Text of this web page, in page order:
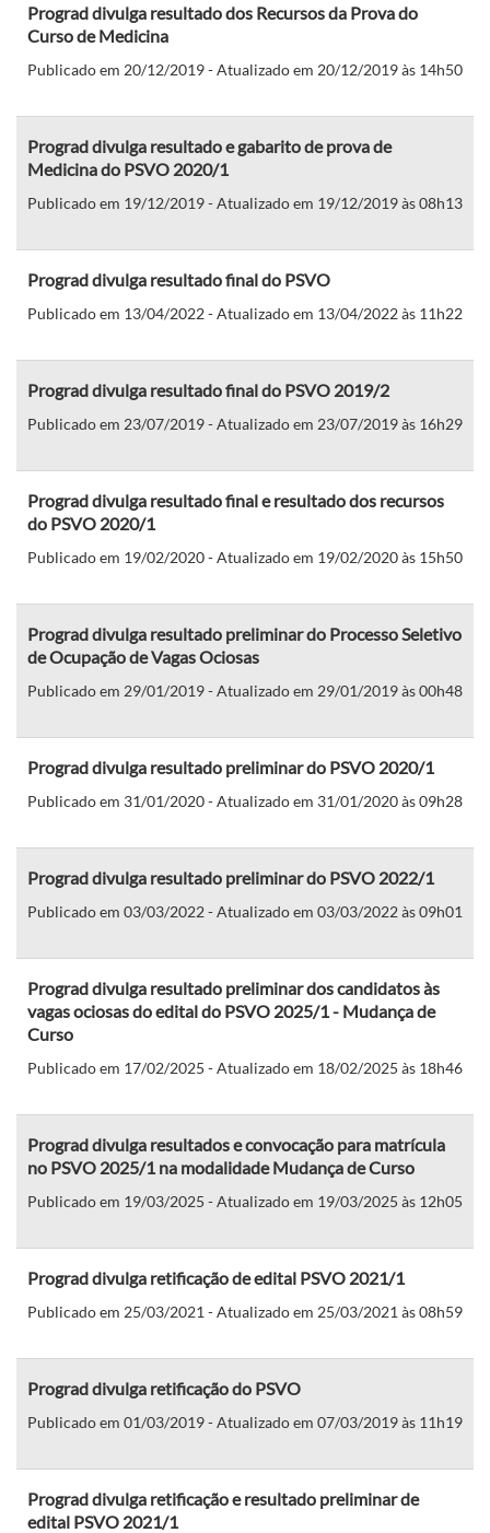
Prograd divulga resultado dos Recursos da Prova do
Curso de Medicina
Publicado em 20/12/2019 - Atualizado em 20/12/2019 às 14h50
Prograd divulga resultado e gabarito de prova de
Medicina do PSVO 2020/1
Publicado em 19/12/2019 - Atualizado em 19/12/2019 às 08h13
Prograd divulga resultado final do PSVO
Publicado em 13/04/2022 - Atualizado em 13/04/2022 às 11h22
Prograd divulga resultado final do PSVO 2019/2
Publicado em 23/07/2019 - Atualizado em 23/07/2019 às 16h29
Prograd divulga resultado final e resultado dos recursos
do PSVO 2020/1
Publicado em 19/02/2020 - Atualizado em 19/02/2020 às 15h50
Prograd divulga resultado preliminar do Processo Seletivo
de Ocupação de Vagas Ociosas
Publicado em 29/01/2019 - Atualizado em 29/01/2019 às 00h48
Prograd divulga resultado preliminar do PSVO 2020/1
Publicado em 31/01/2020 - Atualizado em 31/01/2020 às 09h28
Prograd divulga resultado preliminar do PSVO 2022/1
Publicado em 03/03/2022 - Atualizado em 03/03/2022 às 09h01
Prograd divulga resultado preliminar dos candidatos às
vagas ociosas do edital do PSVO 2025/1 - Mudança de
Curso
Publicado em 17/02/2025 - Atualizado em 18/02/2025 às 18h46
Prograd divulga resultados e convocação para matrícula
no PSVO 2025/1 na modalidade Mudança de Curso
Publicado em 19/03/2025 - Atualizado em 19/03/2025 às 12h05
Prograd divulga retificação de edital PSVO 2021/1
Publicado em 25/03/2021 - Atualizado em 25/03/2021 às 08h59
Prograd divulga retificação do PSVO
Publicado em 01/03/2019 - Atualizado em 07/03/2019 às 11h19
Prograd divulga retificação e resultado preliminar de
edital PSVO 2021/1